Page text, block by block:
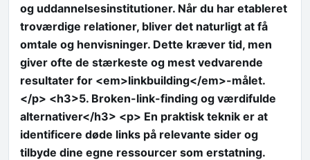
og uddannelsesinstitutioner. Når du har etableret
troværdige relationer, bliver det naturligt at få
omtale og henvisninger. Dette kræver tid, men
giver ofte de stærkeste og mest vedvarende
resultater for <em>linkbuilding</em>-målet.
</p> <h3>5. Broken-link-finding og værdifulde
alternativer</h3> <p> En praktisk teknik er at
identificere døde links på relevante sider og
tilbyde dine egne ressourcer som erstatning.